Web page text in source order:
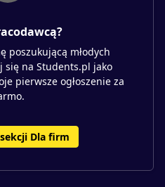
poszukującą młodych
się na Students.pl jako
pierwsze ogłoszenie za
Dla firm